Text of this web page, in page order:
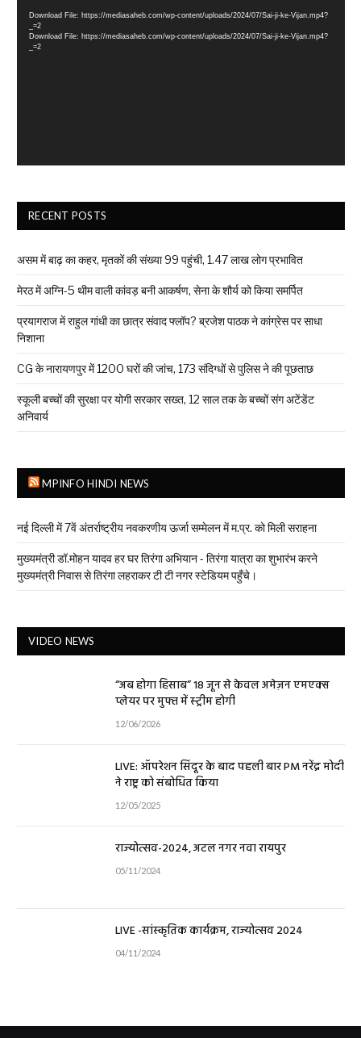
Download File: https://mediasaheb.com/wp-content/uploads/2024/07/Sai-ji-ke-Vijan.mp4?
_=2
Download File: https://mediasaheb.com/wp-content/uploads/2024/07/Sai-ji-ke-Vijan.mp4?
_=2
RECENT POSTS
असम में बाढ़ का कहर, मृतकों की संख्या 99 पहुंची, 1.47 लाख लोग प्रभावित
मेरठ में अग्नि-5 थीम वाली कांवड़ बनी आकर्षण, सेना के शौर्य को किया समर्पित
प्रयागराज में राहुल गांधी का छात्र संवाद फ्लॉप? ब्रजेश पाठक ने कांग्रेस पर साधा
निशाना
CG के नारायणपुर में 1200 घरों की जांच, 173 संदिग्धों से पुलिस ने की पूछताछ
स्कूली बच्चों की सुरक्षा पर योगी सरकार सख्त, 12 साल तक के बच्चों संग अटेंडेंट
अनिवार्य
MPINFO HINDI NEWS
नई दिल्ली में 7वें अंतर्राष्ट्रीय नवकरणीय ऊर्जा सम्मेलन में म.प्र. को मिली सराहना
मुख्यमंत्री डॉ.मोहन यादव हर घर तिरंगा अभियान - तिरंगा यात्रा का शुभारंभ करने
मुख्यमंत्री निवास से तिरंगा लहराकर टी टी नगर स्टेडियम पहुँचे।
VIDEO NEWS
“अब होगा हिसाब” 18 जून से केवल अमेज़न एमएक्स
प्लेयर पर मुफ्त में स्ट्रीम होगी
12/06/2026
LIVE: ऑपरेशन सिंदूर के बाद पहली बार PM नरेंद्र मोदी
ने राष्ट्र को संबोधित किया
12/05/2025
राज्योत्सव-2024, अटल नगर नवा रायपुर
05/11/2024
LIVE -सांस्कृतिक कार्यक्रम, राज्योत्सव 2024
04/11/2024